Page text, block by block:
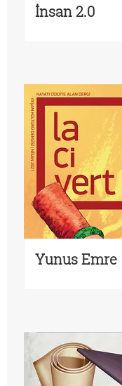
İnsan 2.0
Yunus Emre